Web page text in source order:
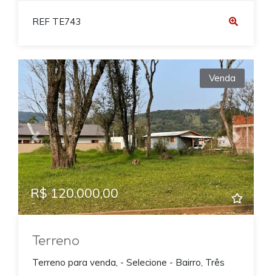
REF TE743
Previous Next
Venda
R$ 120.000,00
Terreno
Terreno para venda, - Selecione - Bairro, Três